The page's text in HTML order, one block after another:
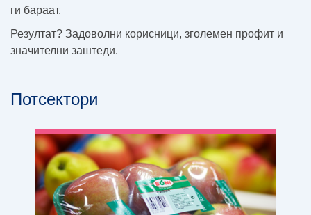
ги бараат.
Резултат? Задоволни корисници, зголемен профит и
значителни заштеди.
Потсектори